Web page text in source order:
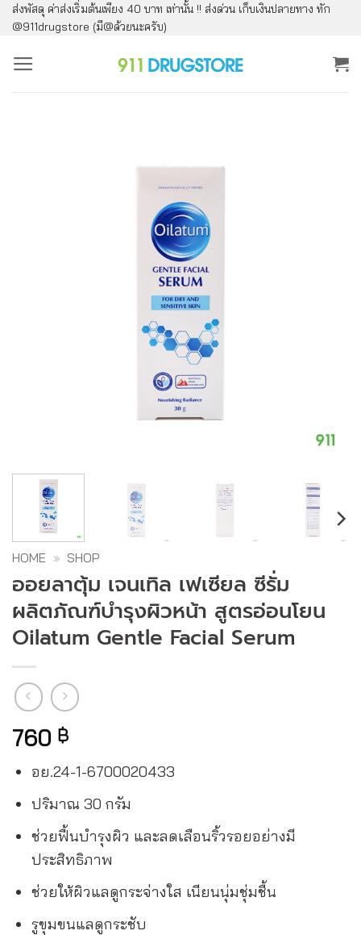
ข้าม
ไป
ยัง
ส่งพัสดุ ค่าส่งเริ่มต้นเพียง 40 บาท เท่านั้น !! ส่งด่วน เก็บเงินปลายทาง ทัก
@911drugstore (มี@ด้วยนะครับ)
HOME » SHOP
ออยลาตุ้ม เจนเทิล เฟเซียล ซีรั่ม
ผลิตภัณฑ์บำรุงผิวหน้า สูตรอ่อนโยน
Oilatum Gentle Facial Serum
760 ฿
อย.24-1-6700020433
ปริมาณ 30 กรัม
ช่วยฟื้นบำรุงผิว และลดเลือนริ้วรอยอย่างมี
ประสิทธิภาพ
ช่วยให้ผิวแลดูกระจ่างใส เนียนนุ่มชุ่มชื้น
รูขุมขนแลดูกระชับ